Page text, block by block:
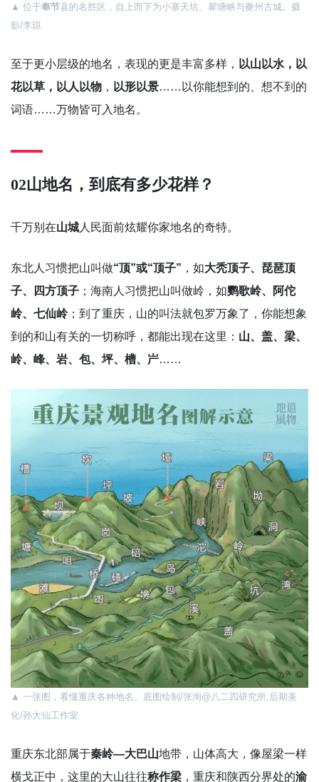
▲ 位于奉节县的名胜区，自上而下为小寨天坑、瞿塘峡与夔州古城。摄
影/李琼
至于更小层级的地名，表现的更是丰富多样， 以山以水，以
花以草，以人以物 ， 以形以景……以你能想到的、想不到的
词语……万物皆可入地名。
02山地名，到底有多少花样？
千万别在山城人民面前炫耀你家地名的奇特。
东北人习惯把山叫做“顶”或“顶子” ，如大秃顶子、琵琶顶
子、四方顶子 ；海南人习惯把山叫做岭，如鹦歌岭、阿佗
岭、七仙岭；到了重庆，山的叫法就包罗万象了，你能想象
到的和山有关的一切称呼，都能出现在这里： 山、盖、梁、
岭、峰、岩、包、坪、槽、屵……
▲ 一张图，看懂重庆各种地名。底图绘制/张洵@八二四研究所,后期美
化/孙大仙工作室
重庆东北部属于秦岭—大巴山地带，山体高大，像屋梁一样
横戈正中，这里的大山往往称作梁 ，重庆和陕西分界处的渝